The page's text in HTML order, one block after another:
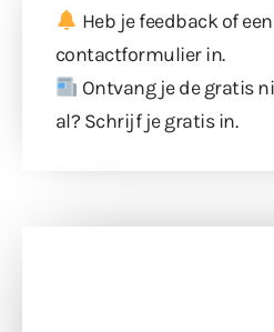
Heb je feedback of
contactformulierin.
Ontvang je de gratis
al? Schrijf je gratis in.